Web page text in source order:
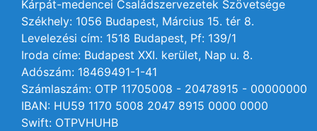
Kárpát-medencei Családszervezetek Szövetsége
Székhely: 1056 Budapest, Március 15. tér 8.
Levelezési cím: 1518 Budapest, Pf: 139/1
Iroda címe: Budapest XXI. kerület, Nap u. 8.
Adószám: 18469491-1-41
Számlaszám: OTP 11705008 - 20478915 - 00000000
IBAN: HU59 1170 5008 2047 8915 0000 0000
Swift: OTPVHUHB